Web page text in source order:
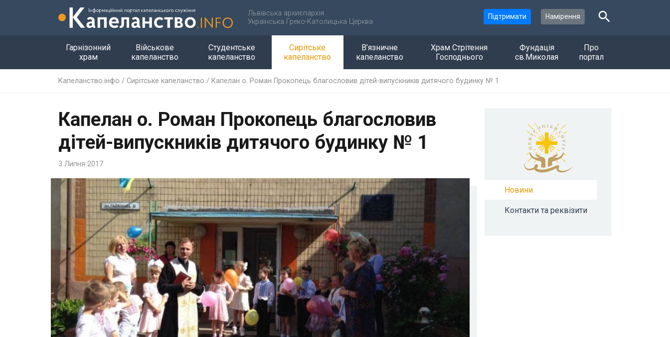
Львівська архиєпархія
Українська Греко-Католицька Церква
Підтримати Намірення
Гарнізонний
храм
Військове
капеланство
Студентське
капеланство
Сирітське
капеланство
В’язничне
капеланство
Храм Стрітення
Господнього
Фундація
св.Миколая
Про
портал
Капеланство.інфо / Сирітське капеланство / Капелан о. Роман Прокопець благословив дітей-випускників дитячого будинку № 1
Капелан о. Роман Прокопець благословив
дітей-випускників дитячого будинку № 1
3 Липня 2017
Новини
Контакти та реквізити